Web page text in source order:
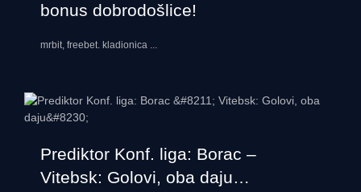
bonus dobrodošlice!
mrbit, freebet. kladionica ...
Prediktor Konf. liga: Borac –
Vitebsk: Golovi, oba daju…